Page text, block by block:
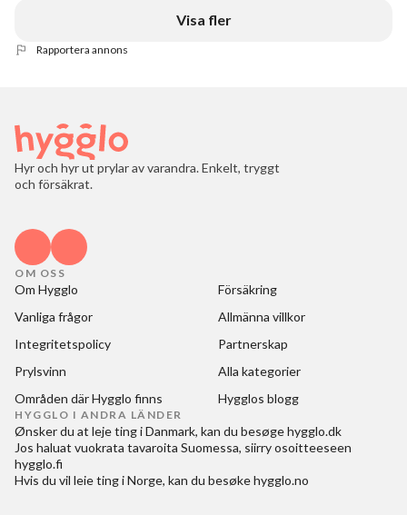
Visa fler
Rapportera annons
Hyr och hyr ut prylar av varandra. Enkelt, tryggt
och försäkrat.
OM OSS
Om Hygglo
Försäkring
Vanliga frågor
Allmänna villkor
Integritetspolicy
Partnerskap
Prylsvinn
Alla kategorier
Områden där Hygglo finns
Hygglos blogg
HYGGLO I ANDRA LÄNDER
Ønsker du at leje ting i Danmark, kan du besøgehygglo.dk
Jos haluat vuokrata tavaroita Suomessa, siirry osoitteeseen
hygglo.fi
Hvis du vil leie ting i Norge, kan du besøkehygglo.no